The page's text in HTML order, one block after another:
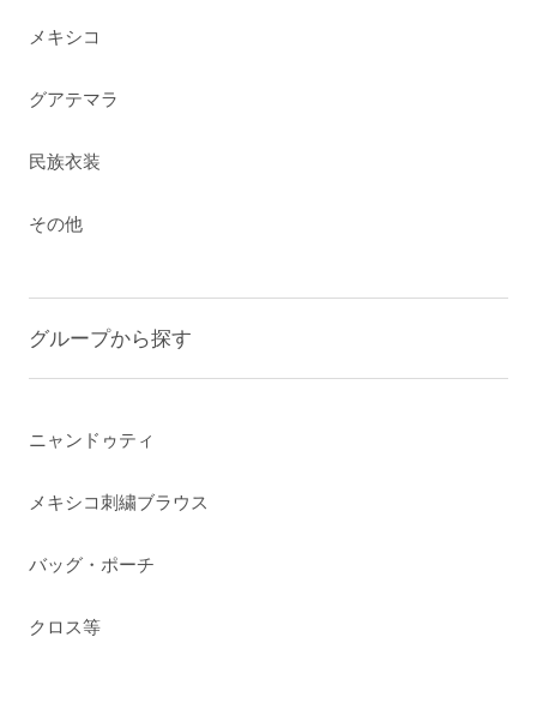
メキシコ
グアテマラ
民族衣装
その他
グループから探す
ニャンドゥティ
メキシコ刺繍ブラウス
バッグ・ポーチ
クロス等